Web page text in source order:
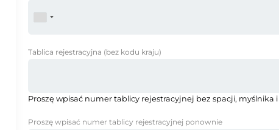
Tablica rejestracyjna (bez kodu kraju)
Proszę wpisać numer tablicy rejestracyjnej bez spacji, myślnika
Proszę wpisać numer tablicy rejestracyjnej ponownie